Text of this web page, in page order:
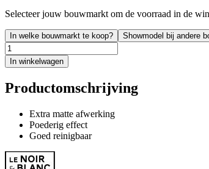
Selecteer jouw bouwmarkt om de voorraad in de
In welke bouwmarkt te koop? Showmodel bij andere
In winkelwagen
Productomschrijving
Extra matte afwerking
Poederig effect
Goed reinigbaar